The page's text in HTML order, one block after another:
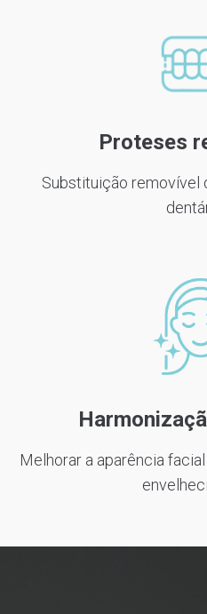
Proteses
Substituição removível
Melhorar a aparência